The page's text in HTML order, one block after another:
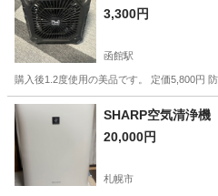
3,300円
函館駅
購入後1.2度使用の美品です。 定価5,800円
北海道 函館市 函館駅 季節、
SHARP空気清浄
20,000円
札幌市